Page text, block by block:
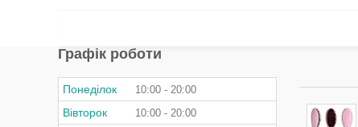
Графік роботи
Понеділок 10:00 20:00
Вівторок 10:00 20:00